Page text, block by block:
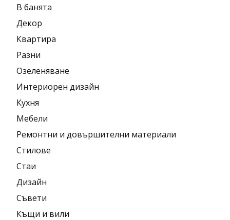
В банята
Декор
Квартира
Разни
Озеленяване
Интериорен дизайн
Кухня
Мебели
Ремонтни и довършителни материали
Стилове
Стаи
Дизайн
Съвети
Къщи и вили